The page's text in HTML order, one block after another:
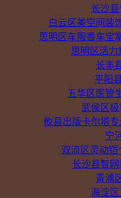
长沙
白云区美空间装
思明区车服香车宝
思明区活
长丰
平阳
五华区医管
武侯区
攸县出版卡尔塔
宁
双流区灵动
长沙县智
青浦
海淀